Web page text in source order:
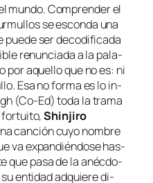
mun­do. Comprender el
se es­con­da una
pue­de ser de­co­di­fi­ca­da
re­nun­cia­da a la pa­la­
por aque­llo queno es: ni
Esa no for­ma es lo in­
(Co-Ed)to­da la tra­ma
for­tui­to,Shinjiro
can­ción cu­yo nom­bre
va ex­pan­dién­do­se has­
que pa­sa de la anéc­do­
en­ti­dad ad­quie­re di­